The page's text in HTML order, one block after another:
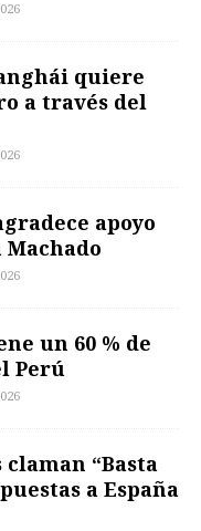
quiere
a través del
apoyo
un 60 % de
Perú
“Basta
a España